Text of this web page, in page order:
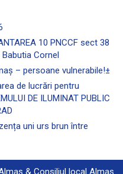
10 PNCCF sect 38
Babutia Cornel
– persoane vulnerabile!±
de lucrări pentru
DE ILUMINAT PUBLIC
uni urs brun între
& Consiliul local Almaș